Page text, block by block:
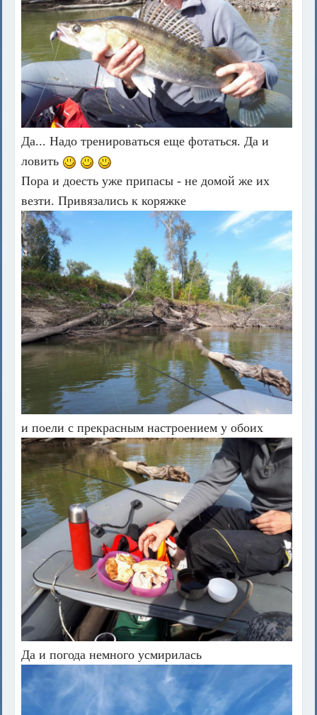
Да... Надо тренироваться еще фотаться. Да и
ловить
Пора и доесть уже припасы - не домой же их
везти. Привязались к коряжке
и поели с прекрасным настроением у обоих
Да и погода немного усмирилась